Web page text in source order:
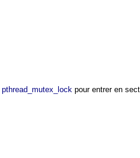
pthread_mutex_lock pour entrer en